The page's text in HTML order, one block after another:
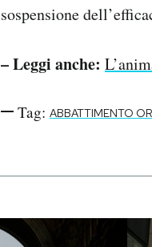
sospensione
– Leggi anche:
Tag: ABBATTIMENTO